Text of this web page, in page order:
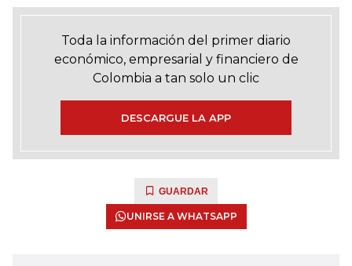
Toda la información del primer diario
económico, empresarial y financiero de
Colombia a tan solo un clic
DESCARGUE LA APP
GUARDAR
UNIRSE A WHATSAPP